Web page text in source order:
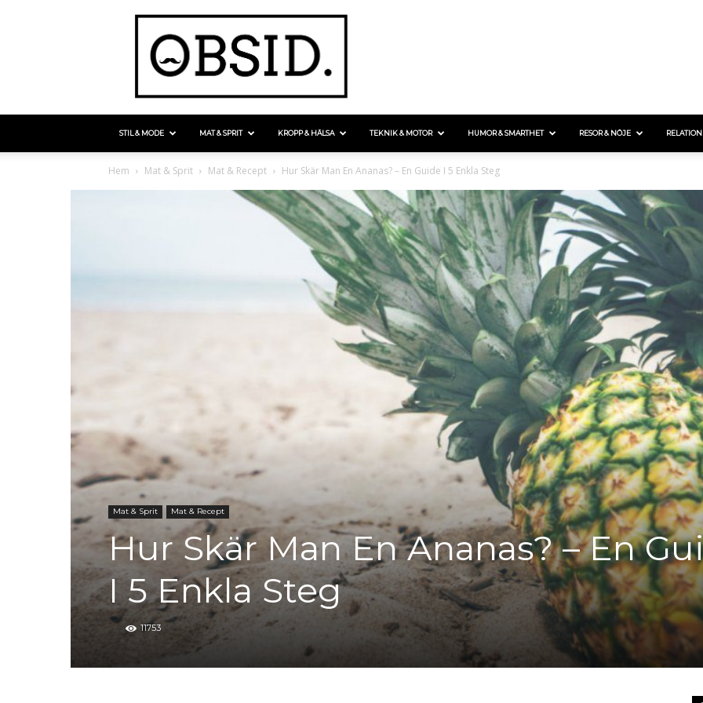
STIL & MODE MAT & SPRIT KROPP & HÄLSA TEKNIK & MOTOR HUMOR & SMARTHET RESOR & NÖJE
Hem Mat & Sprit Mat & Recept Hur Skär Man En Ananas? – En Guide I 5 Enkla Steg
Mat & Sprit Mat & Recept
Hur Skär Man En Ananas? – En
I 5 Enkla Steg
11753